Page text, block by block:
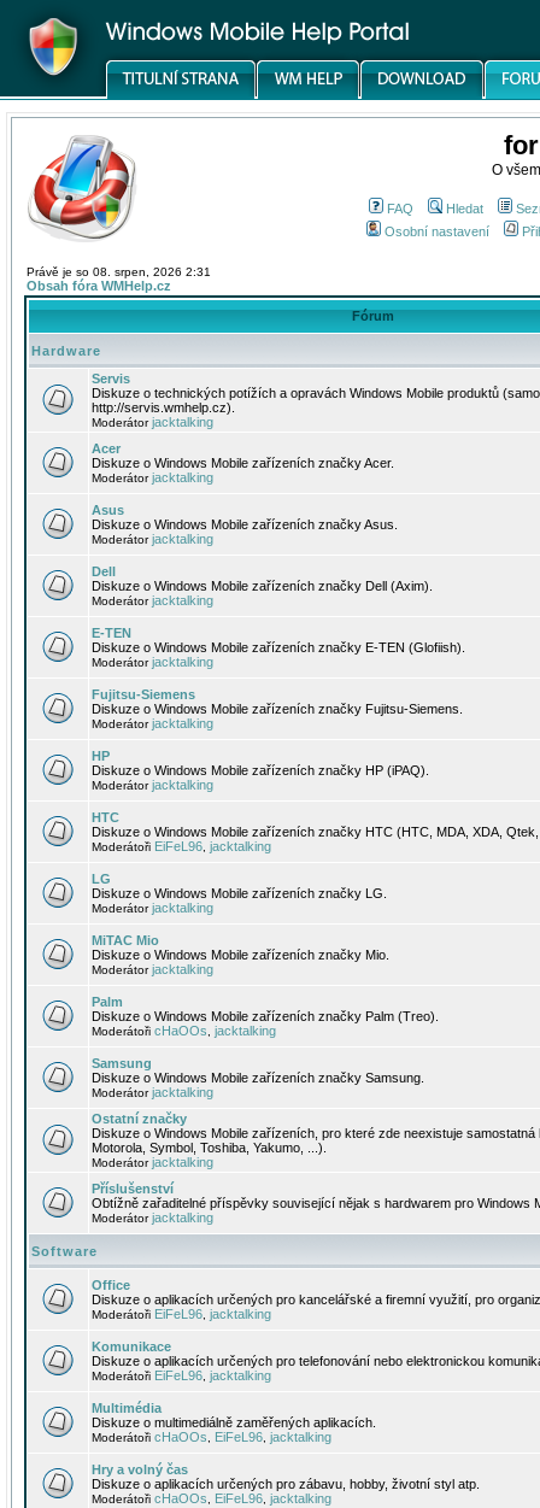
O
FAQ Hledat
Osobní nastavení
Právě je so 08. srpen, 2026 2:31
Obsah fóra WMHelp.cz
Fórum
Hardware
Servis
Diskuze o technických potížích a opravách Windows Mobile produktů
http://servis.wmhelp.cz).
Moderátorjacktalking
Acer
Diskuze o Windows Mobile zařízeních značky Acer.
Moderátorjacktalking
Asus
Diskuze o Windows Mobile zařízeních značky Asus.
Moderátorjacktalking
Dell
Diskuze o Windows Mobile zařízeních značky Dell (Axim).
Moderátorjacktalking
E-TEN
Diskuze o Windows Mobile zařízeních značky E-TEN (Glofiish).
Moderátorjacktalking
Fujitsu-Siemens
Diskuze o Windows Mobile zařízeních značky Fujitsu-Siemens.
Moderátorjacktalking
HP
Diskuze o Windows Mobile zařízeních značky HP (iPAQ).
Moderátorjacktalking
HTC
Diskuze o Windows Mobile zařízeních značky HTC (HTC, MDA, XDA,
Moderátoři EiFeL96 jacktalking
LG
Diskuze o Windows Mobile zařízeních značky LG.
Moderátorjacktalking
MiTAC Mio
Diskuze o Windows Mobile zařízeních značky Mio.
Moderátorjacktalking
Palm
Diskuze o Windows Mobile zařízeních značky Palm (Treo).
Moderátoři cHaOOs jacktalking
Samsung
Diskuze o Windows Mobile zařízeních značky Samsung.
Moderátorjacktalking
Ostatní značky
Diskuze o Windows Mobile zařízeních, pro které zde neexistuje
Motorola, Symbol, Toshiba, Yakumo, ...).
Moderátorjacktalking
Příslušenství
Obtížně zařaditelné příspěvky související nějak s hardwarem pro Windows
Moderátorjacktalking
Software
Office
Diskuze o aplikacích určených pro kancelářské a firemní využití, pro
Moderátoři EiFeL96 jacktalking
Komunikace
Diskuze o aplikacích určených pro telefonování nebo elektronickou
Moderátoři EiFeL96 jacktalking
Multimédia
Diskuze o multimediálně zaměřených aplikacích.
Moderátoři cHaOOs EiFeL96 jacktalking
Hry a volný čas
Diskuze o aplikacích určených pro zábavu, hobby, životní styl atp.
Moderátoři cHaOOs EiFeL96 jacktalking